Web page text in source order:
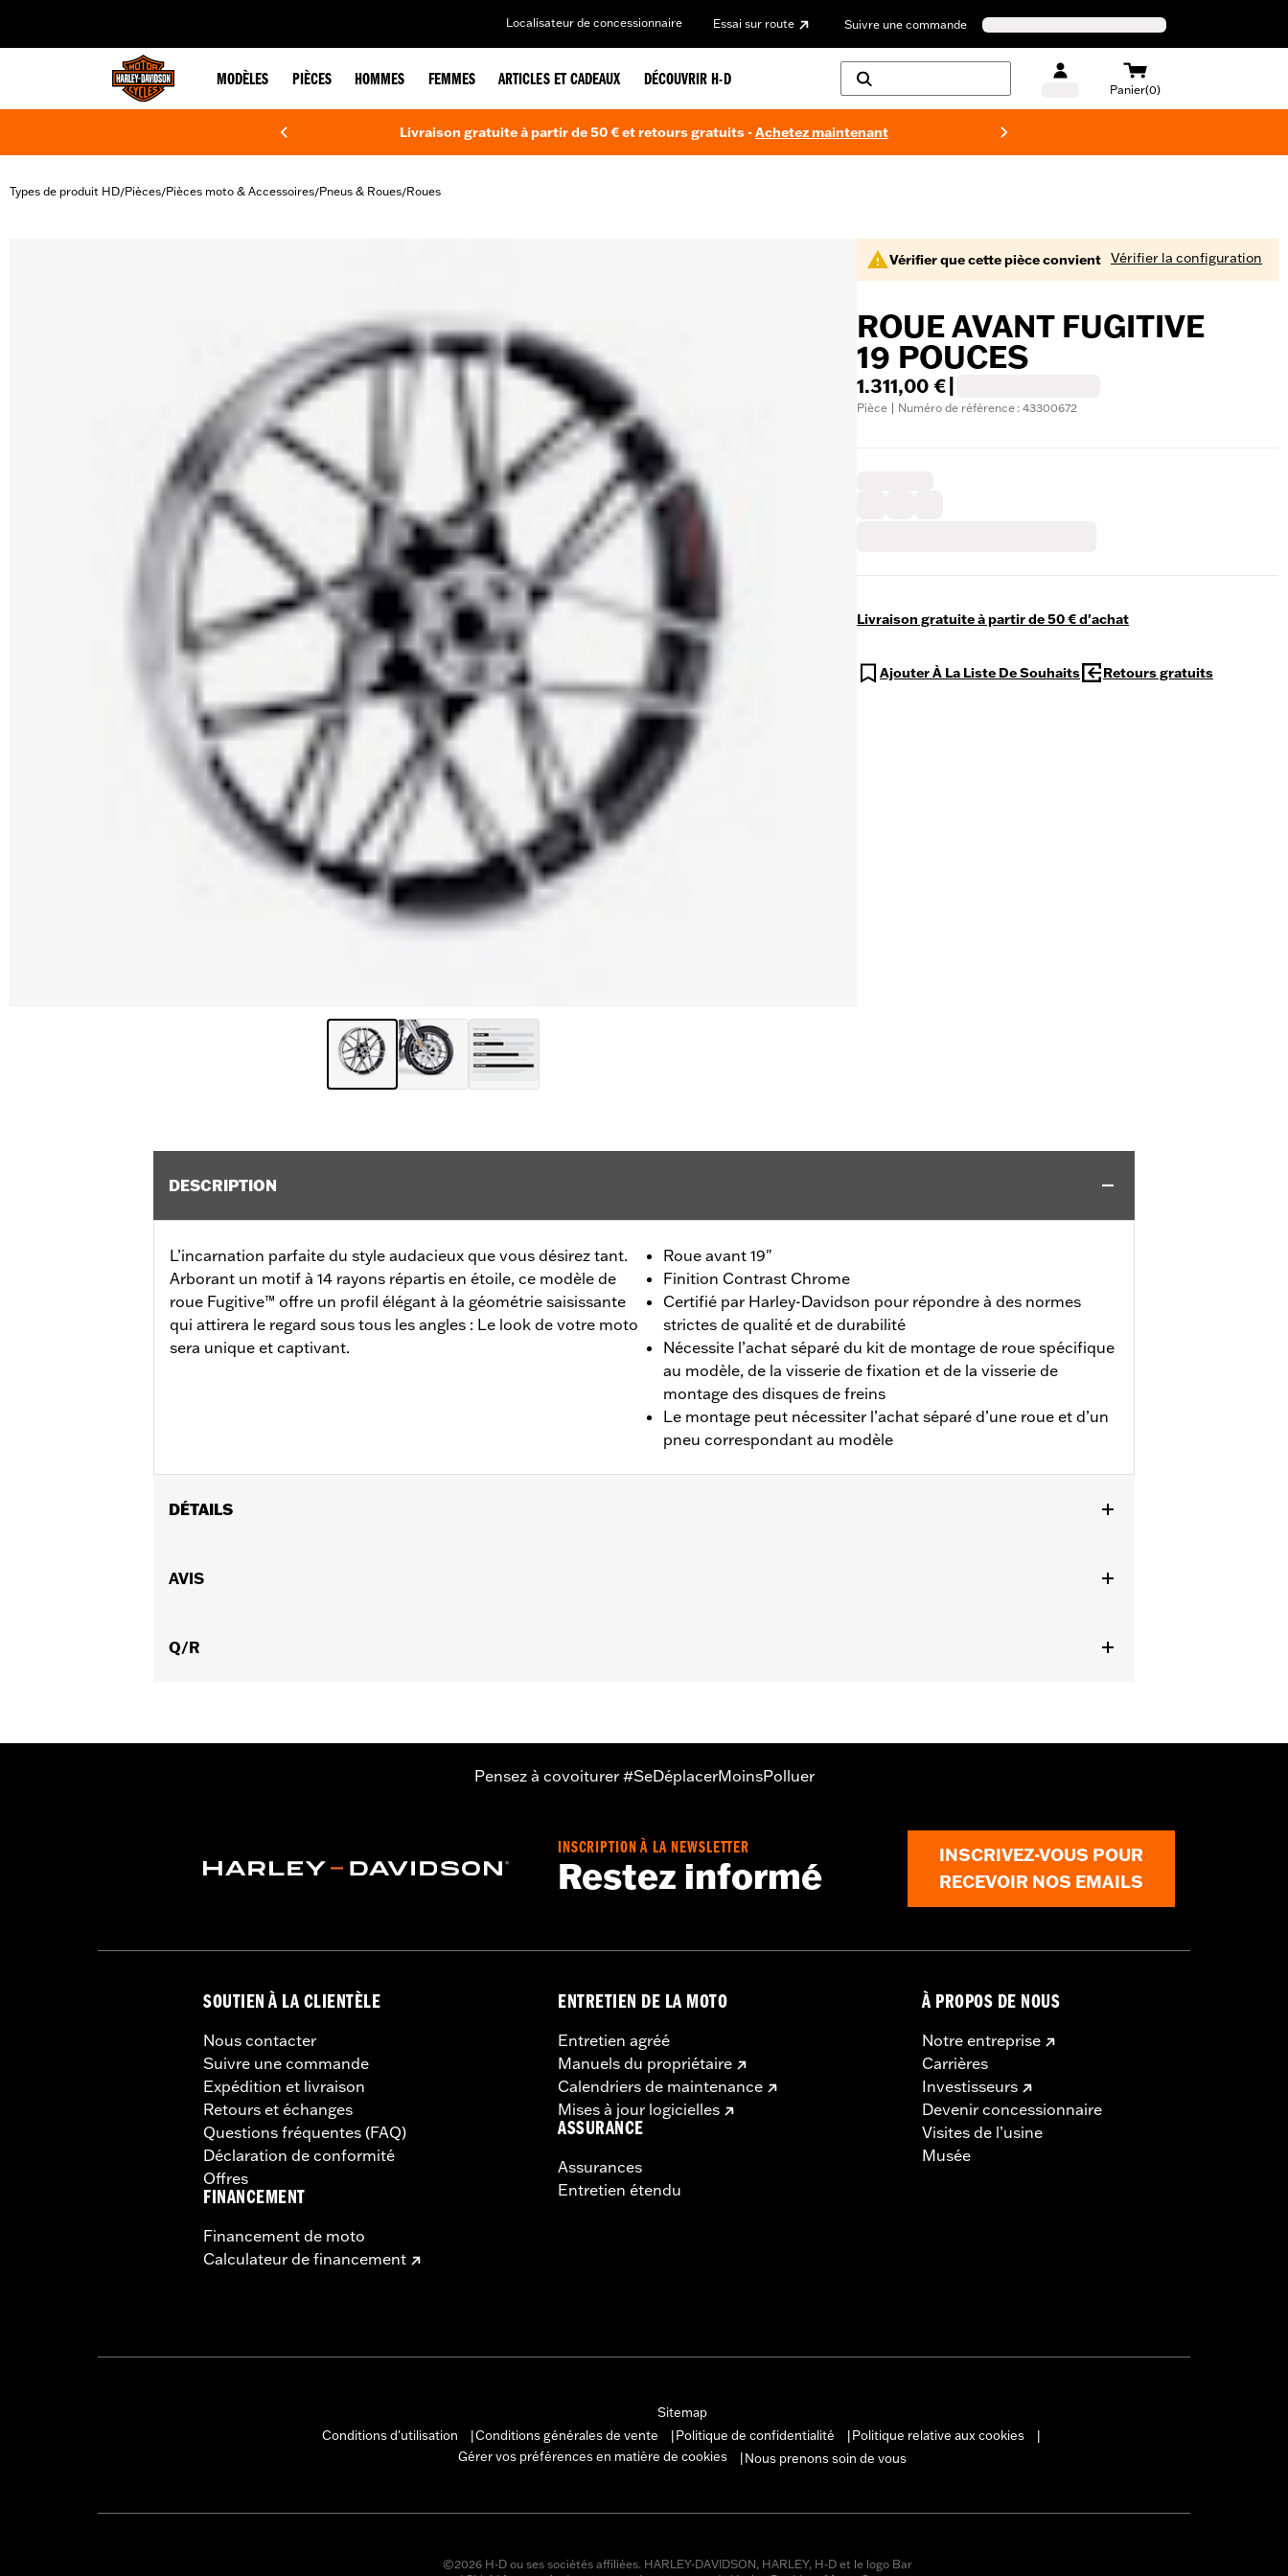
Localisateur de concessionnaire Essai sur route Suivre une commande
MODÈLES PIÈCES HOMMES FEMMES ARTICLES ET CADEAUX DÉCOUVRIR H-D
Panier(0)
Livraison gratuite à partir de 50 € et retours gratuits -Achetez maintenant
Types de produit HD/Pièces/Pièces moto & Accessoires/Pneus & Roues/Roues
Vérifier que cette pièce convient Vérifier la configuration
ROUE AVANT FUGITIVE
19 POUCES
1.311,00 €
Pièce | Numéro de référence : 43300672
Livraison gratuite à partir de 50 € d'achat
Ajouter À La Liste De Souhaits Retours gratuits
DESCRIPTION
L’incarnation parfaite du style audacieux que vous désirez tant.
Arborant un motif à 14 rayons répartis en étoile, ce modèle de
roue Fugitive™ offre un profil élégant à la géométrie saisissante
qui attirera le regard sous tous les angles : Le look de votre moto
sera unique et captivant.
Roue avant 19"
Finition Contrast Chrome
Certifié par Harley-Davidson pour répondre à des normes
strictes de qualité et de durabilité
Nécessite l’achat séparé du kit de montage de roue spécifique
au modèle, de la visserie de fixation et de la visserie de
montage des disques de freins
Le montage peut nécessiter l’achat séparé d’une roue et d’un
pneu correspondant au modèle
DÉTAILS
FLTRX à partir de 2024 et FLHXU à partir de 2025 nécessitent l'achat séparé de deux kits de disques de frein P/N 41500212.
Vendu séparément:
Taille de jante:19 Inch
des disques de freins. Voir la notice pour de plus amples détails. Le montage peut nécessiter l’achat séparé d’une roue et d’un
AVIS
Q/R
Pensez à covoiturer #SeDéplacerMoinsPolluer
INSCRIPTION À LA NEWSLETTER
Restez informé
INSCRIVEZ-VOUS POUR
RECEVOIR NOS EMAILS
SOUTIEN À LA CLIENTÈLE
Nous contacter
Suivre une commande
Expédition et livraison
Retours et échanges
Questions fréquentes (FAQ)
Déclaration de conformité
Offres
FINANCEMENT
Financement de moto
Calculateur de financement
ENTRETIEN DE LA MOTO
Entretien agréé
Manuels du propriétaire
Calendriers de maintenance
Mises à jour logicielles
ASSURANCE
Assurances
Entretien étendu
À PROPOS DE NOUS
Notre entreprise
Carrières
Investisseurs
Devenir concessionnaire
Visites de l’usine
Musée
Sitemap
Conditions d'utilisation
Conditions générales de vente Politique de confidentialité Politique relative aux cookies
Gérer vos préférences en matière de cookies
Nous prenons soin de vous
©2026 H-D ou ses sociétés affiliées. HARLEY-DAVIDSON, HARLEY, H-D et le logo Bar